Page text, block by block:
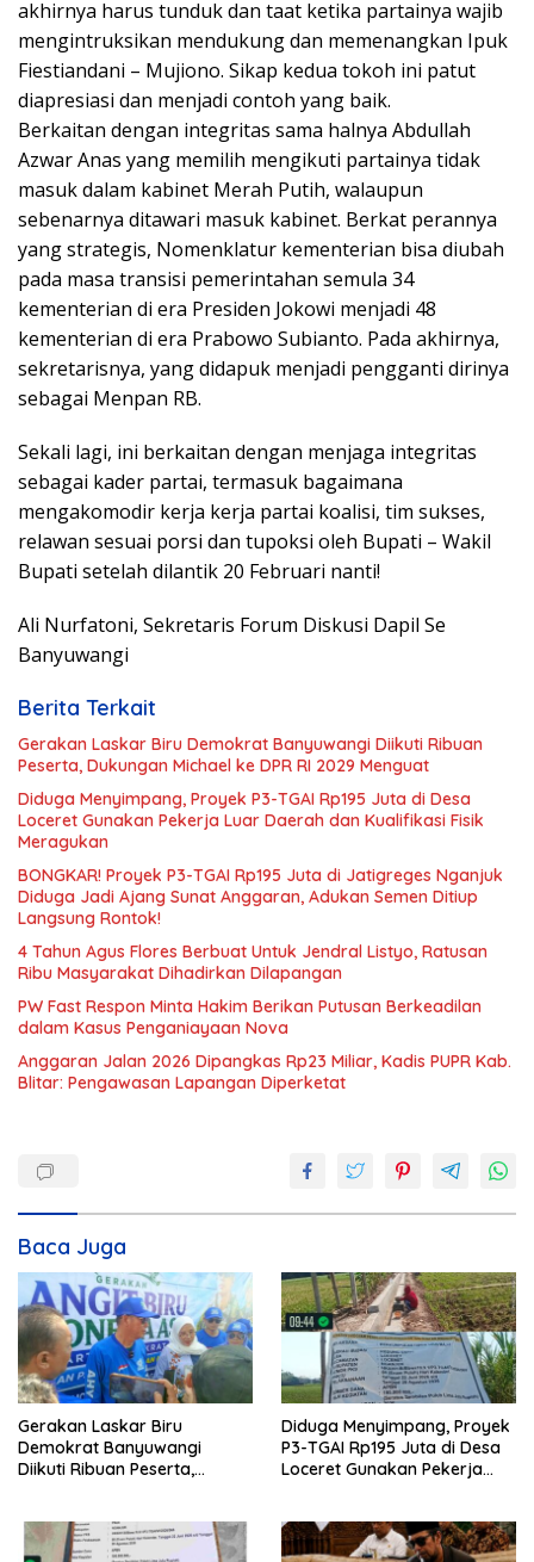
akhirnya harus tunduk dan taat ketika partainya wajib
mengintruksikan mendukung dan memenangkan Ipuk
Fiestiandani – Mujiono. Sikap kedua tokoh ini patut
diapresiasi dan menjadi contoh yang baik.
Berkaitan dengan integritas sama halnya Abdullah
Azwar Anas yang memilih mengikuti partainya tidak
masuk dalam kabinet Merah Putih, walaupun
sebenarnya ditawari masuk kabinet. Berkat perannya
yang strategis, Nomenklatur kementerian bisa diubah
pada masa transisi pemerintahan semula 34
kementerian di era Presiden Jokowi menjadi 48
kementerian di era Prabowo Subianto. Pada akhirnya,
sekretarisnya, yang didapuk menjadi pengganti dirinya
sebagai Menpan RB.
Sekali lagi, ini berkaitan dengan menjaga integritas
sebagai kader partai, termasuk bagaimana
mengakomodir kerja kerja partai koalisi, tim sukses,
relawan sesuai porsi dan tupoksi oleh Bupati – Wakil
Bupati setelah dilantik 20 Februari nanti!
Ali Nurfatoni, Sekretaris Forum Diskusi Dapil Se
Banyuwangi
Berita Terkait
Gerakan Laskar Biru Demokrat Banyuwangi Diikuti Ribuan
Peserta, Dukungan Michael ke DPR RI 2029 Menguat
Diduga Menyimpang, Proyek P3-TGAI Rp195 Juta di Desa
Loceret Gunakan Pekerja Luar Daerah dan Kualifikasi Fisik
Meragukan
BONGKAR! Proyek P3-TGAI Rp195 Juta di Jatigreges Nganjuk
Diduga Jadi Ajang Sunat Anggaran, Adukan Semen Ditiup
Langsung Rontok!
4 Tahun Agus Flores Berbuat Untuk Jendral Listyo, Ratusan
Ribu Masyarakat Dihadirkan Dilapangan
PW Fast Respon Minta Hakim Berikan Putusan Berkeadilan
dalam Kasus Penganiayaan Nova
Anggaran Jalan 2026 Dipangkas Rp23 Miliar, Kadis PUPR Kab.
Blitar: Pengawasan Lapangan Diperketat
Baca Juga
Gerakan Laskar Biru
Demokrat Banyuwangi
Diikuti Ribuan Peserta,
Diduga Menyimpang, Proyek
P3-TGAI Rp195 Juta di Desa
Loceret Gunakan Pekerja